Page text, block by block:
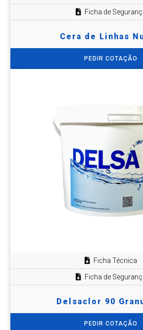
Ficha de
Cera de Linhas
PEDIR COTAÇÃO
Ficha Técnica
Ficha de
Delsaclor 90
PEDIR COTAÇÃO